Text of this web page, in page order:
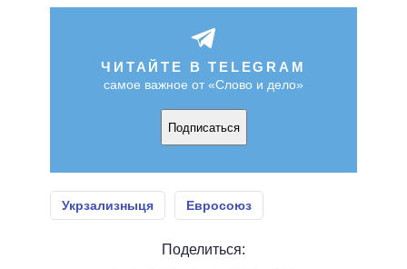
ЧИТАЙТЕ В TELEGRAM
самое важное от «Слово и дело»
Подписаться
Укрзализныця Евросоюз
Поделиться: